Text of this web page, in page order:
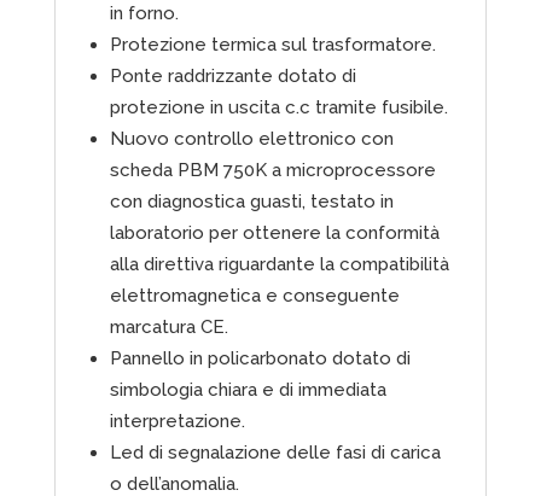
in forno.
Protezione termica sul trasformatore.
Ponte raddrizzante dotato di
protezione in uscita c.c tramite fusibile.
Nuovo controllo elettronico con
scheda PBM 750K a microprocessore
con diagnostica guasti, testato in
laboratorio per ottenere la conformità
alla direttiva riguardante la compatibilità
elettromagnetica e conseguente
marcatura CE.
Pannello in policarbonato dotato di
simbologia chiara e di immediata
interpretazione.
Led di segnalazione delle fasi di carica
o dell’anomalia.